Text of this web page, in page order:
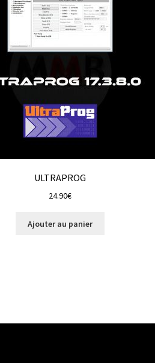
ULTRAPROG
24.90€
Ajouter au panier